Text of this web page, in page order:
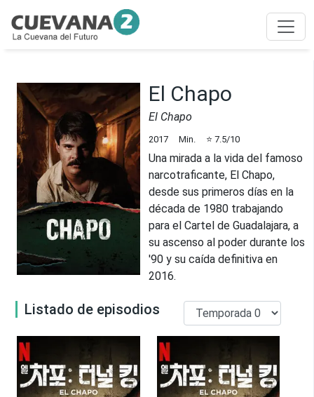
El Chapo
El Chapo
2017 Min. ⭐ 7.5/10
Una mirada a la vida del famoso
narcotraficante, El Chapo,
desde sus primeros días en la
década de 1980 trabajando
para el Cartel de Guadalajara, a
su ascenso al poder durante los
'90 y su caída definitiva en
2016.
Listado de episodios